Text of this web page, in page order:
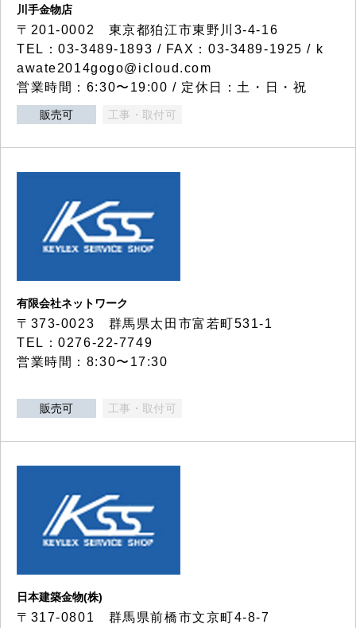
川手金物店
〒201-0002 東京都狛江市東野川3-4-16
TEL：03-3489-1893 / FAX：03-3489-1925 / k
awate2014gogo@icloud.com
営業時間：6:30〜19:00 / 定休日：土・日・祝
販売可 工事・取付可
有限会社ネットワーク
〒373-0023 群馬県太田市富若町531-1
TEL：0276-22-7749
営業時間：8:30〜17:30
販売可 工事・取付可
日本建築金物(株)
〒317‐0801 群馬県前橋市文京町4-8-7